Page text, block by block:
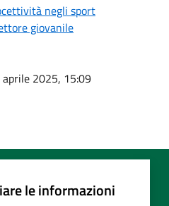
negli sport
giovanile
aprile 2025, 15:09
le informazioni